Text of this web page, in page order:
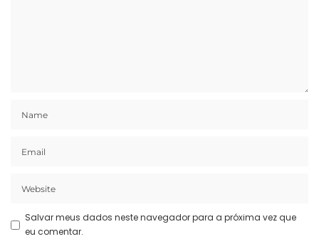
Salvar meus dados neste navegador para a próxima vez que
eu comentar.